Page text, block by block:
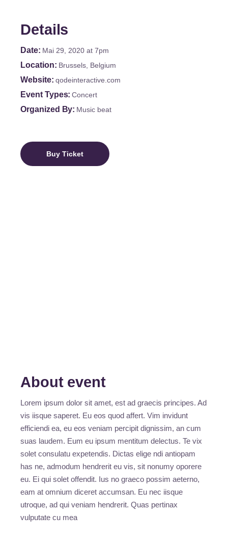
Details
Date Mai 29, 2020 at 7pm
Location Brussels, Belgium
Website qodeinteractive.com
Event Types Concert
Organized By Music beat
Buy Ticket
About event
Lorem ipsum dolor sit amet, est ad graecis principes. Ad
vis iisque saperet. Eu eos quod affert. Vim invidunt
efficiendi ea, eu eos veniam percipit dignissim, an cum
suas laudem. Eum eu ipsum mentitum delectus. Te vix
solet consulatu expetendis. Dictas elige ndi antiopam
has ne, admodum hendrerit eu vis, sit nonumy oporere
eu. Ei qui solet offendit. Ius no graeco possim aeterno,
eam at omnium diceret accumsan. Eu nec iisque
utroque, ad qui veniam hendrerit. Quas pertinax
vulputate cu mea